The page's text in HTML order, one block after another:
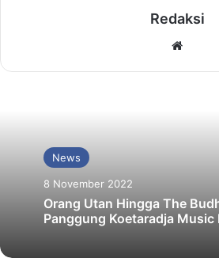
Redaksi
News
8 November 2022
Orang Utan Hingga The
Panggung Koetaradja Music